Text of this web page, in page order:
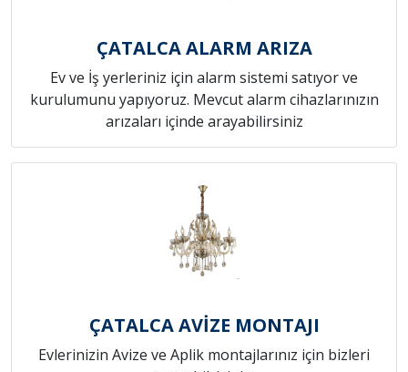
ÇATALCA ALARM ARIZA
Ev ve İş yerleriniz için alarm sistemi satıyor ve
kurulumunu yapıyoruz. Mevcut alarm cihazlarınızın
arızaları içinde arayabilirsiniz
ÇATALCA AVİZE MONTAJI
Evlerinizin Avize ve Aplik montajlarınız için bizleri